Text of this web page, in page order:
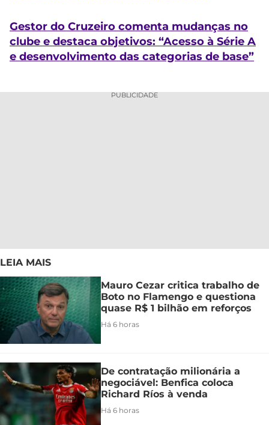
Gestor do Cruzeiro comenta mudanças no
clube e destaca objetivos: “Acesso à Série A
e desenvolvimento das categorias de base”
PUBLICIDADE
LEIA MAIS
Mauro Cezar critica trabalho de
Boto no Flamengo e questiona
quase R$ 1 bilhão em reforços
Há 6 horas
De contratação milionária a
negociável: Benfica coloca
Richard Ríos à venda
Há 6 horas